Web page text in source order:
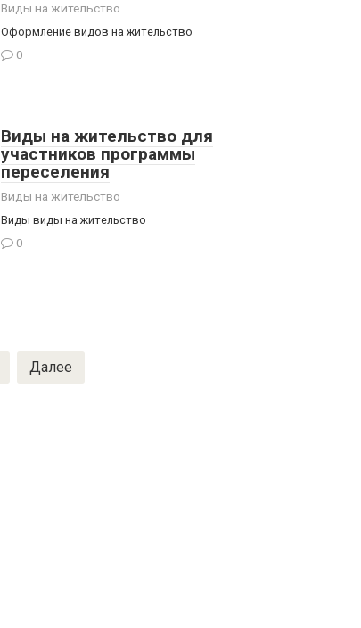
Виды на жительство
Оформление видов на жительство
0
Виды на жительство для
участников программы
переселения
Виды на жительство
Виды виды на жительство
0
Далее